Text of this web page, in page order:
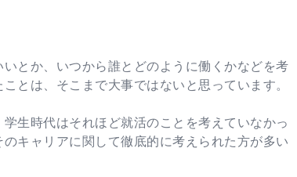
とか、いつから誰とどのように働くかなどを考
とは、そこまで大事ではないと思っています。
生時代はそれほど就活のことを考えていなかっ
キャリアに関して徹底的に考えられた方が多い